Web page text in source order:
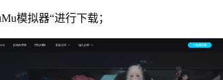
模拟器“进行下载；